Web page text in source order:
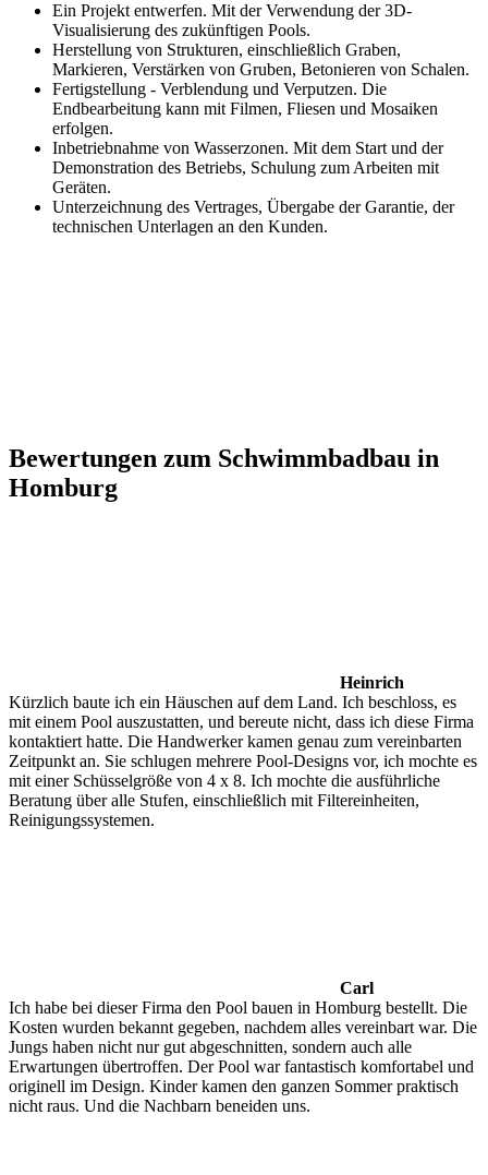
Ein Projekt entwerfen. Mit der Verwendung der 3D-
Visualisierung des zukünftigen Pools.
Herstellung von Strukturen, einschließlich Graben,
Markieren, Verstärken von Gruben, Betonieren von Schalen.
Fertigstellung - Verblendung und Verputzen. Die
Endbearbeitung kann mit Filmen, Fliesen und Mosaiken
erfolgen.
Inbetriebnahme von Wasserzonen. Mit dem Start und der
Demonstration des Betriebs, Schulung zum Arbeiten mit
Geräten.
Unterzeichnung des Vertrages, Übergabe der Garantie, der
technischen Unterlagen an den Kunden.
Bewertungen zum Schwimmbadbau in
Homburg
Heinrich
Kürzlich baute ich ein Häuschen auf dem Land. Ich beschloss, es
mit einem Pool auszustatten, und bereute nicht, dass ich diese Firma
kontaktiert hatte. Die Handwerker kamen genau zum vereinbarten
Zeitpunkt an. Sie schlugen mehrere Pool-Designs vor, ich mochte es
mit einer Schüsselgröße von 4 x 8. Ich mochte die ausführliche
Beratung über alle Stufen, einschließlich mit Filtereinheiten,
Reinigungssystemen.
Carl
Ich habe bei dieser Firma den Pool bauen in Homburg bestellt. Die
Kosten wurden bekannt gegeben, nachdem alles vereinbart war. Die
Jungs haben nicht nur gut abgeschnitten, sondern auch alle
Erwartungen übertroffen. Der Pool war fantastisch komfortabel und
originell im Design. Kinder kamen den ganzen Sommer praktisch
nicht raus. Und die Nachbarn beneiden uns.